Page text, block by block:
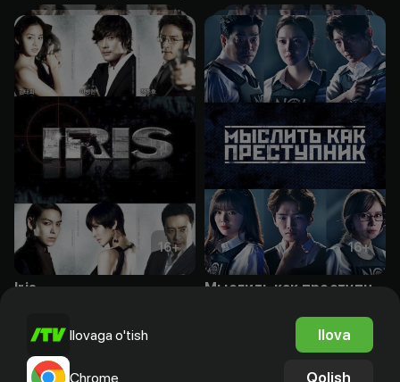
16+
Iris
16+
Ilovaga o'tish Ilova
Chrome Qolish